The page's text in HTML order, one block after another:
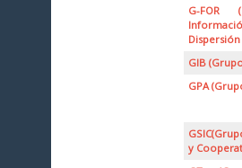
G-FOR
GIB
GPA
y